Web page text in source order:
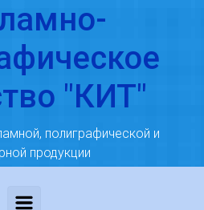
"КИТ"
полиграфической и
продукции